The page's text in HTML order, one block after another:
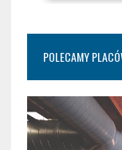
POLECAMY